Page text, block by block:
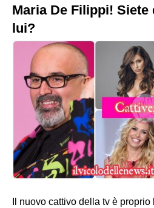
Maria De Filippi! Siete
lui?
Il nuovo cattivo della tv è proprio